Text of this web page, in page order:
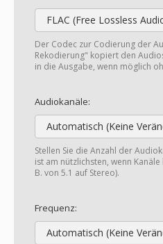
FLAC (Free Lossless
Der Codec zur Codierung der
Rekodierung" kopiert den
in die Ausgabe, wenn möglich
Audiokanäle:
Automatisch (Keine
Stellen Sie die Anzahl der
ist am nützlichsten, wenn
B. von 5.1 auf Stereo).
Frequenz:
Automatisch (Keine